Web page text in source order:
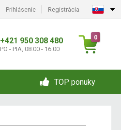
Prihlásenie Registrácia
+421 950 308 480
PO - PIA, 08:00 - 16:00
0
TOP ponuky